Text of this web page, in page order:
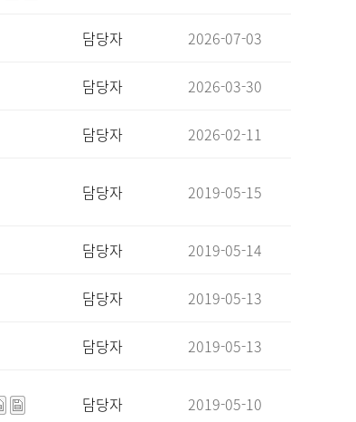
담당자 2026-07-03
담당자 2026-03-30
담당자 2026-02-11
담당자 2019-05-15
담당자 2019-05-14
담당자 2019-05-13
담당자 2019-05-13
담당자 2019-05-10